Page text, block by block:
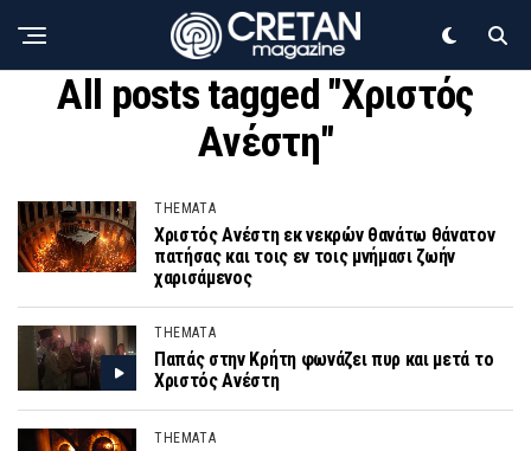
All posts tagged "Χριστός
Ανέστη"
THEMATA
Χριστός Ανέστη εκ νεκρών θανάτω θάνατον
πατήσας και τοις εν τοις μνήμασι ζωήν
χαρισάμενος
THEMATA
Παπάς στην Κρήτη φωνάζει πυρ και μετά το
Χριστός Ανέστη
THEMATA